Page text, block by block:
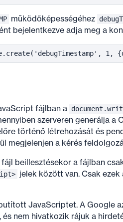
működőképességéhez
bejelentkezve adja meg a
fájlban a
szerveren generálja a
történő létrehozását és
megjelenjen a kérés
beillesztésekor a fájlban
jelek között van. Csak
JavaScriptet. A Google
és nem hivatkozik rájuk a